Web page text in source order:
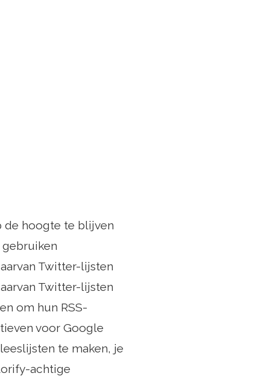
de hoogte te blijven
Twitter-lijsten
Twitter-lijsten
om hun RSS-
voor Google
te maken, je
achtige